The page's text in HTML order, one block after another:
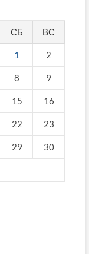
СБ ВС
1 2
8 9
15 16
22 23
29 30